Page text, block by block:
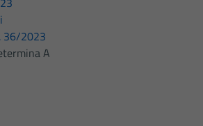
36/2023
A